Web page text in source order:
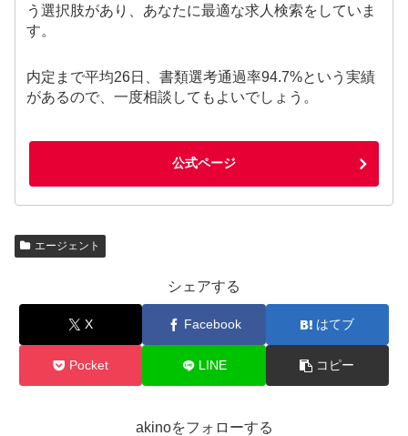
う選択肢があり、あなたに最適な求人検索をしていま
す。
内定まで平均26日、書類選考通過率94.7%という実績
があるので、一度相談してもよいでしょう。
公式ページ
エージェント
シェアする
X Facebook はてブ
Pocket LINE コピー
akinoをフォローする